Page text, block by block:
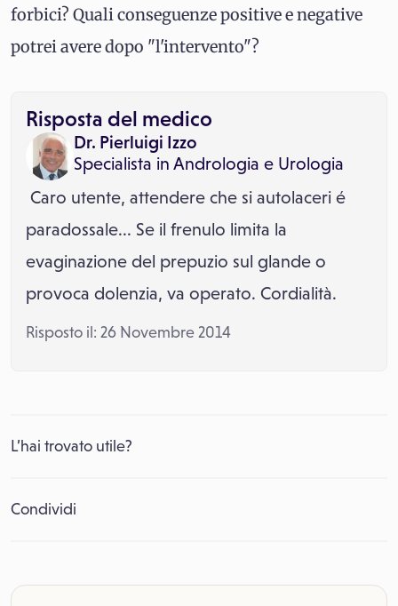
forbici? Quali conseguenze positive e negative
potrei avere dopo "l'intervento"?
Risposta del medico
Dr. Pierluigi Izzo
Specialista in Andrologia e Urologia
Caro utente, attendere che si autolaceri é
paradossale... Se il frenulo limita la
evaginazione del prepuzio sul glande o
provoca dolenzia, va operato. Cordialità.
Risposto il: 26 Novembre 2014
L’hai trovato utile?
Condividi